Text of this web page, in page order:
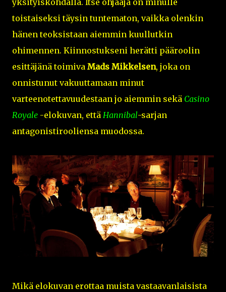
yksityiskohdalla. Itse ohjaaja on minulle
toistaiseksi täysin tuntematon, vaikka olenkin
hänen teoksistaan aiemmin kuullutkin
ohimennen. Kiinnostukseni herätti pääroolin
esittäjänä toimiva Mads Mikkelsen, joka on
onnistunut vakuuttamaan minut
varteenotettavuudestaan jo aiemmin sekä Casino
Royale -elokuvan, että Hannibal-sarjan
antagonistirooliensa muodossa.
Mikä elokuvan erottaa muista vastaavanlaisista